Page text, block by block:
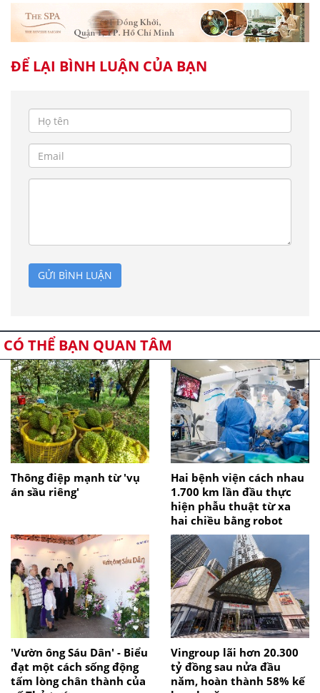
ĐỂ LẠI BÌNH LUẬN CỦA BẠN
GỬI BÌNH LUẬN
CÓ THỂ BẠN QUAN TÂM
Thông điệp mạnh từ 'vụ
án sầu riêng'
Hai bệnh viện cách nhau
1.700 km lần đầu thực
hiện phẫu thuật từ xa
hai chiều bằng robot
'Vườn ông Sáu Dân' - Biểu
đạt một cách sống động
tấm lòng chân thành của
Vingroup lãi hơn 20.300
tỷ đồng sau nửa đầu
năm, hoàn thành 58% kế